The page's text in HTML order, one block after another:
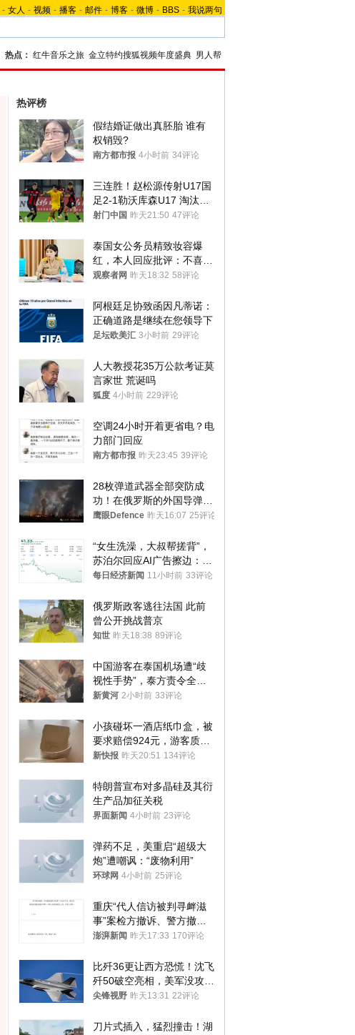
- 女人 - 视频 - 播客 - 邮件 - 博客 - 微博 - BBS - 我说两句
热点： 红牛音乐之旅 金立特约搜狐视频年度盛典 男人帮
热评榜
假结婚证做出真胚胎 谁有
权销毁?
南方都市报 4小时前 34评论
三连胜！赵松源传射U17国
足2-1勒沃库森U17 淘汰赛
将战河床
射门中国 昨天21:50 47评论
泰国女公务员精致妆容爆
红，本人回应批评：不喜欢
就别看
观察者网 昨天18:32 58评论
阿根廷足协致函因凡蒂诺：
正确道路是继续在您领导下
足坛欧美汇 3小时前 29评论
人大教授花35万公款考证莫
言家世 荒诞吗
狐度 4小时前 229评论
空调24小时开着更省电？电
力部门回应
南方都市报 昨天23:45 39评论
28枚弹道武器全部突防成
功！在俄罗斯的外国导弹发
射车都是合法打击目标
鹰眼Defence 昨天16:07 25评论
“女生洗澡，大叔帮搓背”，
苏泊尔回应AI广告擦边：视
频全下架，已强化内容管理
每日经济新闻 11小时前 33评论
俄罗斯政客逃往法国 此前
曾公开挑战普京
知世 昨天18:38 89评论
中国游客在泰国机场遭“歧
视性手势”，泰方责令全面
调查，对责任人采取最严厉
新黄河 2小时前 33评论
小孩碰坏一酒店纸巾盒，被
要求赔偿924元，游客质疑
酒店房客物品超高标价，市
新快报 昨天20:51 134评论
特朗普宣布对多晶硅及其衍
生产品加征关税
界面新闻 4小时前 23评论
弹药不足，美重启“超级大
炮”遭嘲讽：“废物利用”
环球网 4小时前 25评论
重庆“代人信访被判寻衅滋
事”案检方撤诉、警方撤
案，两被告人获国赔
澎湃新闻 昨天17:33 170评论
比歼36更让西方恐慌！沈飞
歼50破空亮相，美军没攻克
的技术被拿下
尖锋视野 昨天13:31 22评论
刀片式插入，猛烈撞击！湖